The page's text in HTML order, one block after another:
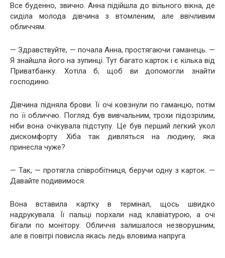
Все буденно, звично. Анна підійшла до вільного вікна, де
сиділа молода дівчина з втомленим, але ввічливим
обличчям.
— Здравствуйте, — почала Анна, простягаючи гаманець. —
Я знайшла його на зупинці. Тут багато карток і є кілька від
Приватбанку. Хотіла б, щоб ви допомогли знайти
господиню.
Дівчина підняла брови. Її очі ковзнули по гаманцю, потім
по її обличчю. Погляд був вивчальним, трохи підозрілим,
ніби вона очікувала підступу. Це був перший легкий укол
дискомфорту. Хіба так дивляться на людину, яка
принесла чуже?
— Так, — протягла співробітниця, беручи одну з карток. —
Давайте подивимося.
Вона вставила картку в термінал, щось швидко
надрукувала. Її пальці порхали над клавіатурою, а очі
бігали по монітору. Обличчя залишалося незворушним,
але в повітрі повисла якась ледь вловима напруга.